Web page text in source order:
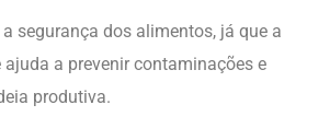
segurança dos alimentos, já que a
ajuda a prevenir contaminações e
produtiva.